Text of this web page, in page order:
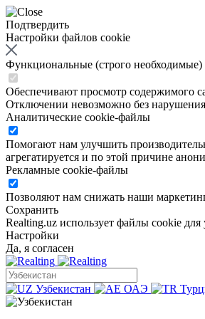
Подтвердить
Настройки файлов cookie
Функциональные (строго
Обеспечивают просмотр содержимого
Отключении невозможно без
Аналитические cookie-файлы
Помогают нам улучшить
агрегатируется и по этой причине
Рекламные cookie-файлы
Позволяют нам снижать наши
Сохранить
Realting.uz использует файлы cookie
Настройки
Да, я согласен
Узбекистан ОАЭ